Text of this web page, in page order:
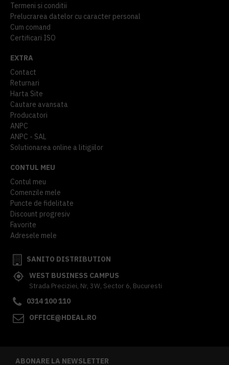
Termeni si conditii
Prelucrarea datelor cu caracter personal
Cum comand
Certificari ISO
EXTRA
Contact
Returnari
Harta Site
Cautare avansata
Producatori
ANPC
ANPC - SAL
Solutionarea online a litigiilor
CONTUL MEU
Contul meu
Comenzile mele
Puncte de fidelitate
Discount progresiv
Favorite
Adresele mele
SANITO DISTRIBUTION
WEST BUSINESS CAMPUS
Strada Preciziei, Nr, 3W, Sector 6, Bucuresti
0314 100 110
OFFICE@HDEAL.RO
ABONARE LA NEWSLETTER